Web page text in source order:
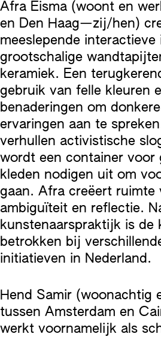
Afra Eisma (woont en
en Den Haag—zij/hen)
meeslepende
grootschalige
keramiek. Een
gebruik van felle kleuren
benaderingen om
ervaringen aan te
verhullen activistische
wordt een container voor
kleden nodigen uit om
gaan. Afra creëert ruimte
ambiguïteit en reflectie.
kunstenaarspraktijk is de
betrokken bij
initiatieven in Nederland.
Hend Samir (woonachtig
tussen Amsterdam en
werkt voornamelijk als